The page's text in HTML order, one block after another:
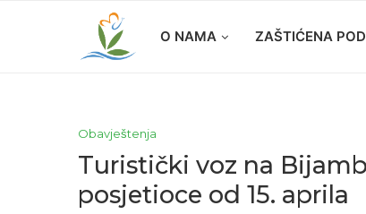
O NAMA ZAŠTIĆENA
Obavještenja
Turistički voz na
posjetioce od 15. aprila